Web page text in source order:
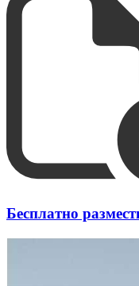
Бесплатно